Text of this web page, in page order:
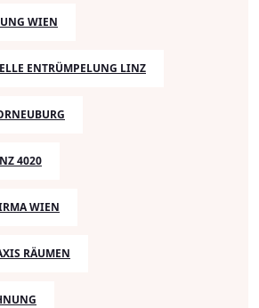
WIEN
ENTRÜMPELUNG LINZ
4020
WIEN
RÄUMEN